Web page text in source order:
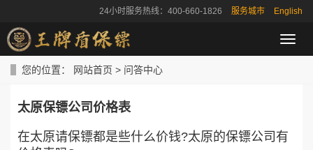
24小时服务热线：400-660-1826 服务城市 English
导
航
您的位置： 网站首页 > 问答中心
太原保镖公司价格表
在太原请保镖都是些什么价钱?太原的保镖公司有